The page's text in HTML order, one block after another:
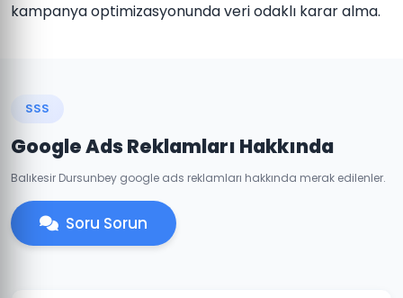
kampanya optimizasyonunda veri odaklı karar alma.
SSS
Google Ads Reklamları Hakkında
Balıkesir Dursunbey google ads reklamları hakkında merak edilenler.
Soru Sorun